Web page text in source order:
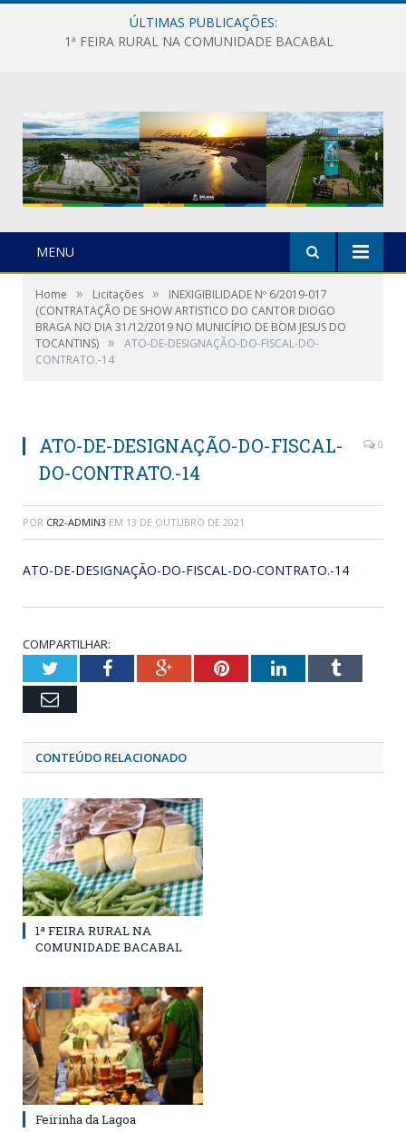
ÚLTIMAS PUBLICAÇÕES:
1ª FEIRA RURAL NA COMUNIDADE BACABAL
MENU
Home » Licitações »
INEXIGIBILIDADE Nº 6/2019-017
(CONTRATAÇÃO DE SHOW ARTISTICO DO CANTOR DIOGO
BRAGA NO DIA 31/12/2019 NO MUNICÍPIO DE BOM JESUS DO
TOCANTINS) »
ATO-DE-DESIGNAÇÃO-DO-FISCAL-DO-
CONTRATO.-14
ATO-DE-DESIGNAÇÃO-DO-FISCAL-
DO-CONTRATO.-14
0
POR CR2-ADMIN3 EM 13 DE OUTUBRO DE 2021
ATO-DE-DESIGNAÇÃO-DO-FISCAL-DO-CONTRATO.-14
COMPARTILHAR:
TwitterFacebookGoogle+PinterestLinkedInTumblr
Email
CONTEÚDO RELACIONADO
1ª FEIRA RURAL NA
COMUNIDADE BACABAL
Feirinha da Lagoa